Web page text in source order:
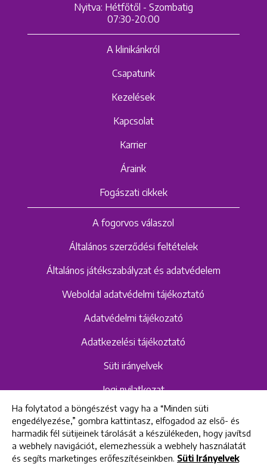
+36 1 222 7250
+36 1 222 9150
1148 Budapest, Örs vezér tere 2.
Nyitva: Hétfőtől - Szombatig
07:30-20:00
A klinikánkról
Csapatunk
Kezelések
Kapcsolat
Karrier
Áraink
Fogászati cikkek
A fogorvos válaszol
Általános szerződési feltételek
Általános játékszabályzat és adatvédelem
Weboldal adatvédelmi tájékoztató
Adatvédelmi tájékozató
Adatkezelési tájékoztató
Süti irányelvek
Jogi nyilatkozat
Hangrögzítéshez kapcsolódó adatvédelmi
szabályzat és tájékoztató
Ha folytatod a böngészést vagy ha a “Minden süti
engedélyezése,” gombra kattintasz, elfogadod az első- és
harmadik fél sütijeinek tárolását a készülékeden, hogy javítsd
a webhely navigációt, elemezhessük a webhely használatát
és segíts marketinges erőfeszítéseinkben. Süti Irányelvek